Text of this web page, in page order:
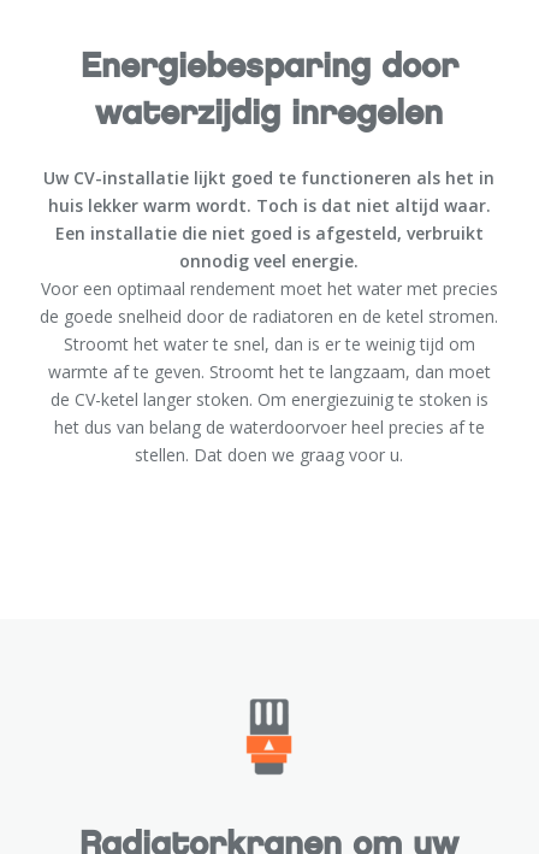
Energiebesparing door
waterzijdig inregelen
Uw CV-installatie lijkt goed te functioneren als het in
huis lekker warm wordt. Toch is dat niet altijd waar.
Een installatie die niet goed is afgesteld, verbruikt
onnodig veel energie.
Voor een optimaal rendement moet het water met precies
de goede snelheid door de radiatoren en de ketel stromen.
Stroomt het water te snel, dan is er te weinig tijd om
warmte af te geven. Stroomt het te langzaam, dan moet
de CV-ketel langer stoken. Om energiezuinig te stoken is
het dus van belang de waterdoorvoer heel precies af te
stellen. Dat doen we graag voor u.
Radiatorkranen om uw